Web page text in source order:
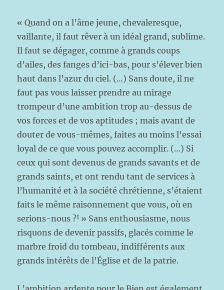
« Quand on a l’âme jeune, chevaleresque,
vaillante, il faut rêver à un idéal grand, sublime.
Il faut se dégager, comme à grands coups
d’ailes, des fanges d’ici-bas, pour s’élever bien
haut dans l’azur du ciel. (…) Sans doute, il ne
faut pas vous laisser prendre au mirage
trompeur d’une ambition trop au-dessus de
vos forces et de vos aptitudes ; mais avant de
douter de vous-mêmes, faites au moins l’essai
loyal de ce que vous pouvez accomplir. (…) Si
ceux qui sont devenus de grands savants et de
grands saints, et ont rendu tant de services à
l’humanité et à la société chrétienne, s’étaient
faits le même raisonnement que vous, où en
serions-nous ?1 » Sans enthousiasme, nous
risquons de devenir passifs, glacés comme le
marbre froid du tombeau, indifférents aux
grands intérêts de l’Église et de la patrie.